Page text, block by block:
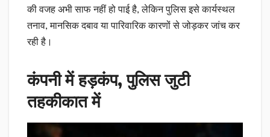
की वजह अभी साफ नहीं हो पाई है, लेकिन पुलिस इसे कार्यस्थल
तनाव, मानसिक दबाव या पारिवारिक कारणों से जोड़कर जांच कर
रही है।
कंपनी में हड़कंप, पुलिस जुटी
तहकीकात में